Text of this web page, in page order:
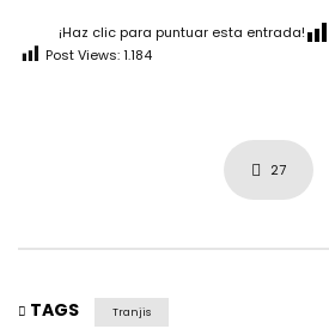
¡Haz clic para puntuar esta entrada!
Post Views:1.184
27
TAGS Tranjis